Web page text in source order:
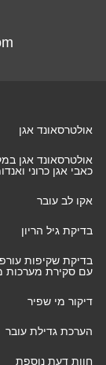
אולטרסאונד אגן
אולטרסאונד אגן
כאבי אגן כרוני
אקו לב עובר
בדיקת גיל הריון
בדיקת שקיפות
עם סקירת מערכות
דיקור מי שפיר
הערכת גדילת עובר
חוות דעת נוספת